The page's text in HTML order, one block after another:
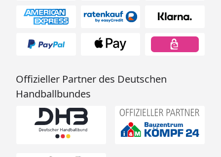
Offizieller Partner des Deutschen
Handballbundes